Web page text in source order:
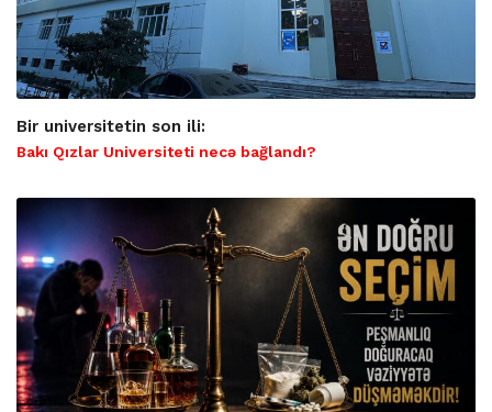
Bir universitetin son ili:
Bakı Qızlar Universiteti necə bağlandı?